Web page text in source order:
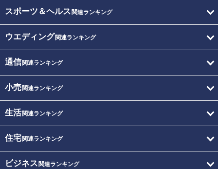
スポーツ＆ヘルス 関連ランキング
ウエディング関連ランキング
通信関連ランキング
小売関連ランキング
生活関連ランキング
住宅関連ランキング
ビジネス 関連ランキング